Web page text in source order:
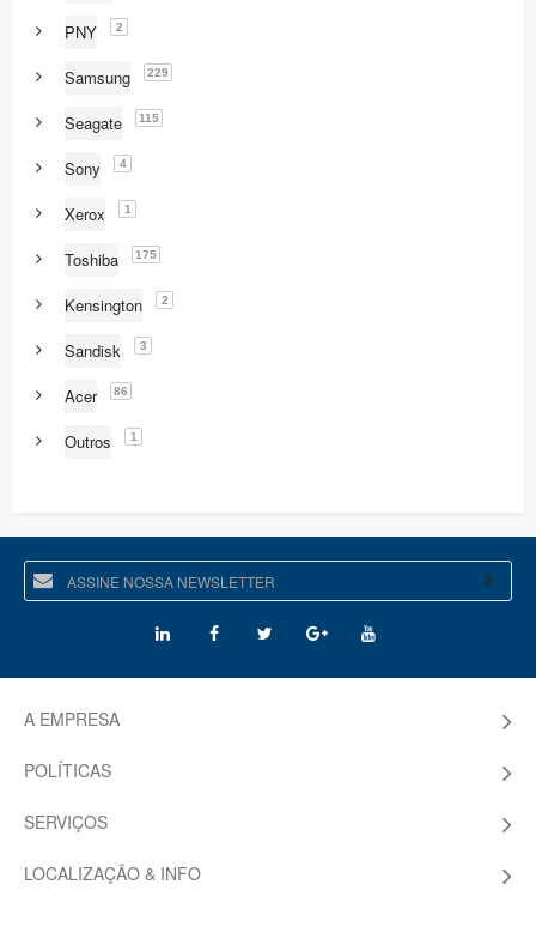
PNY 2
Samsung 229
Seagate 115
Sony 4
Xerox 1
Toshiba 175
Kensington 2
Sandisk 3
Acer 86
Outros 1
A EMPRESA
POLÍTICAS
SERVIÇOS
LOCALIZAÇÃO & INFO